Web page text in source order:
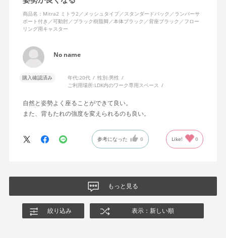
商品名：Mitra2 ミトラ2／メッシュタイプ／スタンダードバック／ランバーサ
ポート付き／可動肘／ブラック樹脂脚／本体ブラック／背座ブラック／フロー
リング用キャスター
No name
購入確認済み 年代:20代 性別:男性
ご利用場所:LDK内のワーク専用スペース
自然と姿勢よく座ることができて良い。
また、背もたれの強度を変えられるのも良い。
参考になった 0 Like! 0
もっと見る
絞り込み 表示：新しい順